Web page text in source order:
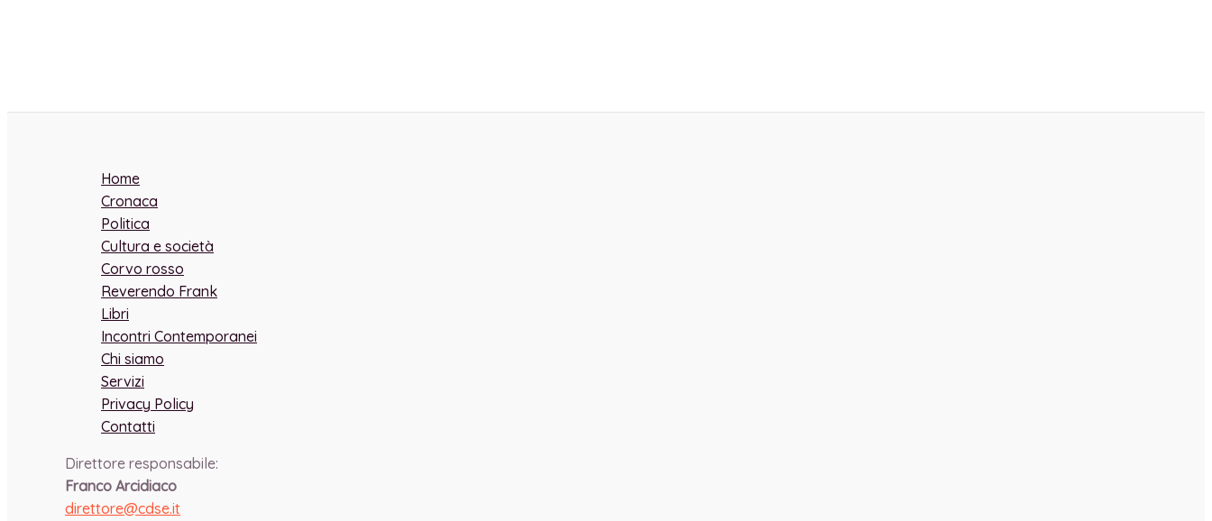
Home
Cronaca
Politica
Cultura e società
Corvo rosso
Reverendo Frank
Libri
Incontri Contemporanei
Chi siamo
Servizi
Privacy Policy
Contatti
Direttore responsabile:
Franco Arcidiaco
direttore@cdse.it